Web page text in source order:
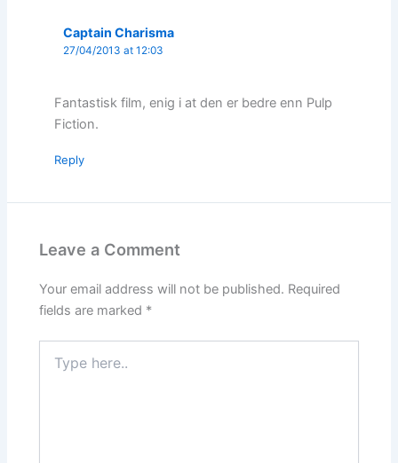
Captain Charisma
27/04/2013 at 12:03
Fantastisk film, enig i at den er bedre enn Pulp
Fiction.
Reply
Leave a Comment
Your email address will not be published. Required
fields are marked *
here..